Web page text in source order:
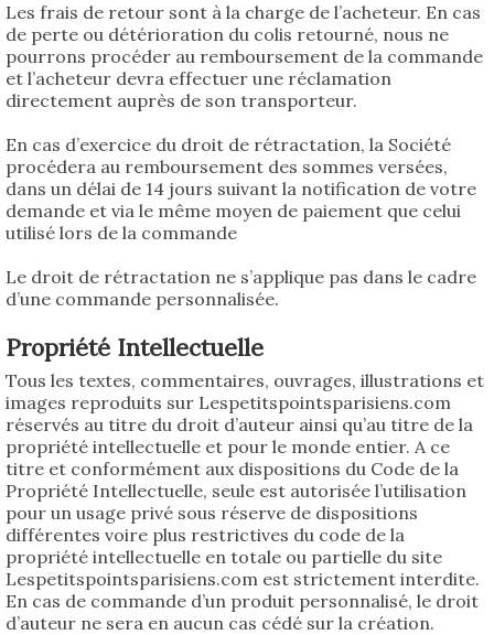
Les frais de retour sont à la charge de l’acheteur. En cas
de perte ou détérioration du colis retourné, nous ne
pourrons procéder au remboursement de la commande
et l’acheteur devra effectuer une réclamation
directement auprès de son transporteur.
En cas d’exercice du droit de rétractation, la Société
procédera au remboursement des sommes versées,
dans un délai de 14 jours suivant la notification de votre
demande et via le même moyen de paiement que celui
utilisé lors de la commande
Le droit de rétractation ne s’applique pas dans le cadre
d’une commande personnalisée.
Propriété Intellectuelle
Tous les textes, commentaires, ouvrages, illustrations et
images reproduits sur Lespetitspointsparisiens.com
réservés au titre du droit d’auteur ainsi qu’au titre de la
propriété intellectuelle et pour le monde entier. A ce
titre et conformément aux dispositions du Code de la
Propriété Intellectuelle, seule est autorisée l’utilisation
pour un usage privé sous réserve de dispositions
différentes voire plus restrictives du code de la
propriété intellectuelle en totale ou partielle du site
Lespetitspointsparisiens.com est strictement interdite.
En cas de commande d’un produit personnalisé, le droit
d’auteur ne sera en aucun cas cédé sur la création.